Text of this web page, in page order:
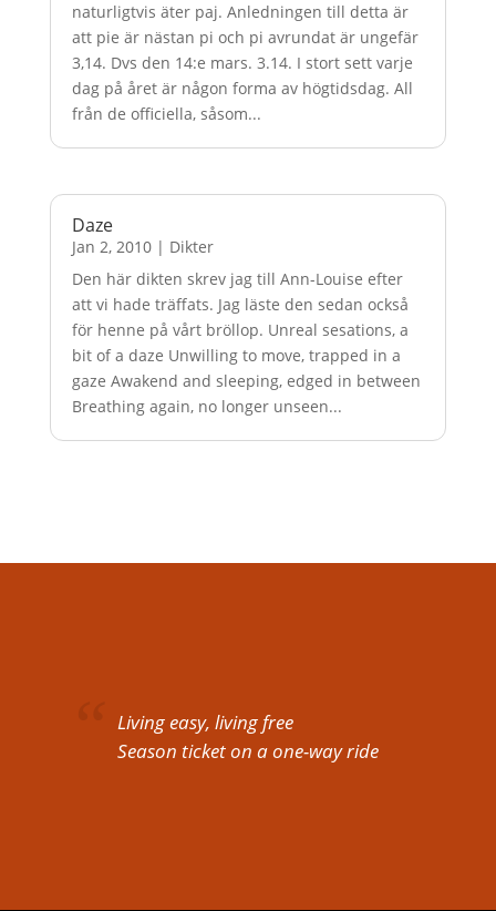
naturligtvis äter paj. Anledningen till detta är
att pie är nästan pi och pi avrundat är ungefär
3,14. Dvs den 14:e mars. 3.14. I stort sett varje
dag på året är någon forma av högtidsdag. All
från de officiella, såsom...
Daze
Jan 2, 2010| Dikter
Den här dikten skrev jag till Ann-Louise efter
att vi hade träffats. Jag läste den sedan också
för henne på vårt bröllop. Unreal sesations, a
bit of a daze Unwilling to move, trapped in a
gaze Awakend and sleeping, edged in between
Breathing again, no longer unseen...
Living easy, living free
Season ticket on a one-way ride